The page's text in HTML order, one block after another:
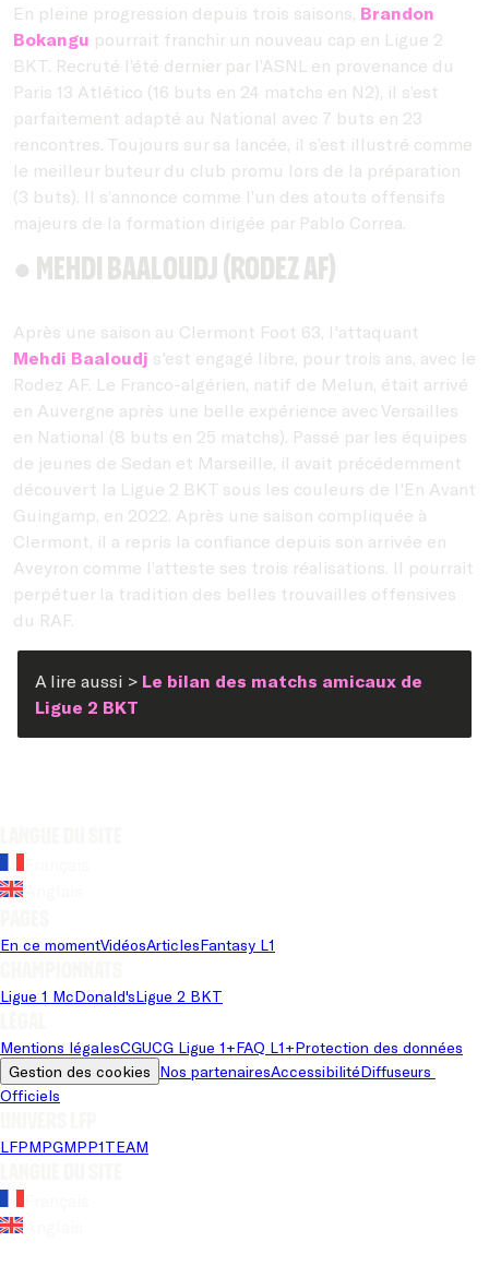
En pleine progression depuis trois saisons, Brandon
Bokangu pourrait franchir un nouveau cap en Ligue 2
BKT. Recruté l’été dernier par l’ASNL en provenance du
Paris 13 Atlético (16 buts en 24 matchs en N2), il s’est
parfaitement adapté au National avec 7 buts en 23
rencontres. Toujours sur sa lancée, il s’est illustré comme
le meilleur buteur du club promu lors de la préparation
(3 buts). Il s’annonce comme l’un des atouts offensifs
majeurs de la formation dirigée par Pablo Correa.
● Mehdi Baaloudj (Rodez AF)
Après une saison au Clermont Foot 63, l'attaquant
Mehdi Baaloudj s'est engagé libre, pour trois ans, avec le
Rodez AF. Le Franco-algérien, natif de Melun, était arrivé
en Auvergne après une belle expérience avec Versailles
en National (8 buts en 25 matchs). Passé par les équipes
de jeunes de Sedan et Marseille, il avait précédemment
découvert la Ligue 2 BKT sous les couleurs de l'En Avant
Guingamp, en 2022. Après une saison compliquée à
Clermont, il a repris la confiance depuis son arrivée en
Aveyron comme l’atteste ses trois réalisations. Il pourrait
perpétuer la tradition des belles trouvailles offensives
du RAF.
A lire aussi > Le bilan des matchs amicaux de
Ligue 2 BKT
En ce momentVidéosArticlesFantasy L1
Ligue 1 McDonald'sLigue 2 BKT
Mentions légalesCGUCG Ligue 1+FAQ L1+Protection des données
Gestion des cookies Nos partenairesAccessibilitéDiffuseurs
Officiels
LFPMPGMPP1TEAM